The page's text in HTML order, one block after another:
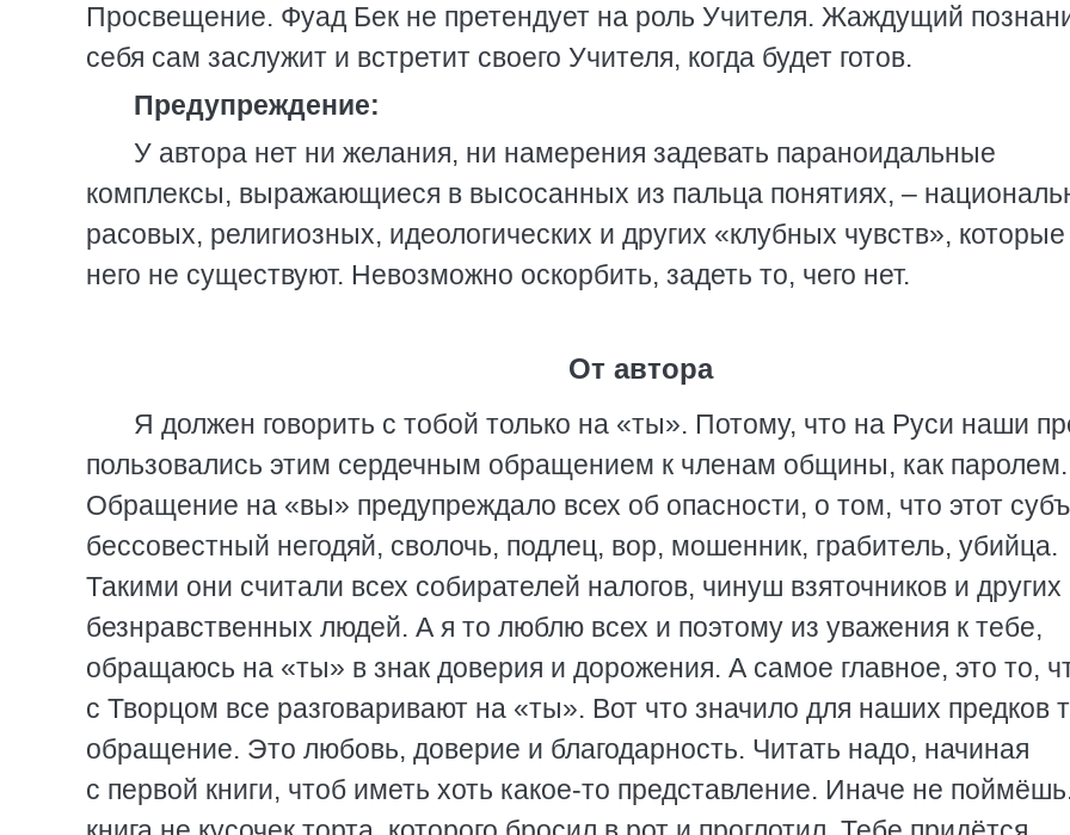
Просвещение. Фуад Бек не претендует на роль Учителя. Жаждущий
себя сам заслужит и встретит своего Учителя, когда будет готов.
Предупреждение:
У автора нет ни желания, ни намерения задевать параноидальные
комплексы, выражающиеся в высосанных из пальца понятиях, –
расовых, религиозных, идеологических и других «клубных чувств»,
него не существуют. Невозможно оскорбить, задеть то, чего нет.
От автора
Я должен говорить с тобой только на «ты». Потому, что на Руси наши
пользовались этим сердечным обращением к членам общины, как паролем.
Обращение на «вы» предупреждало всех об опасности, о том, что этот
бессовестный негодяй, сволочь, подлец, вор, мошенник, грабитель, убийца.
Такими они считали всех собирателей налогов, чинуш взяточников и других
безнравственных людей. А я то люблю всех и поэтому из уважения к тебе,
обращаюсь на «ты» в знак доверия и дорожения. А самое главное, это то,
с Творцом все разговаривают на «ты». Вот что значило для наших предков
обращение. Это любовь, доверие и благодарность. Читать надо, начиная
с первой книги, чтоб иметь хоть какое-то представление. Иначе не